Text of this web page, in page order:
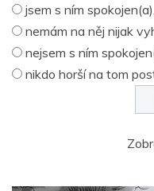
jsem s ním
nemám na něj nijak
nejsem s ním
nikdo horší na tom